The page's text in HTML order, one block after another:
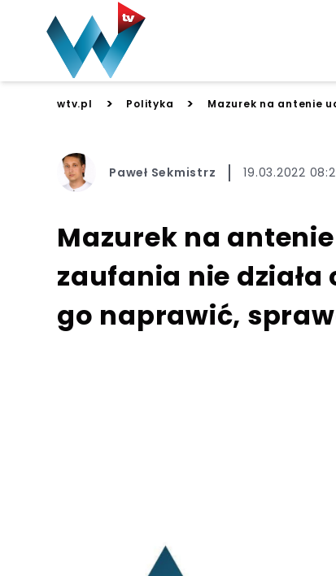
wtv.pl > Polityka > Mazurek na antenie
Paweł Sekmistrz 19.03.2022
Mazurek na
zaufania nie działa
go naprawić,